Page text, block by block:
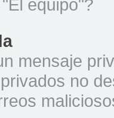
equipo"?
mensaje
no